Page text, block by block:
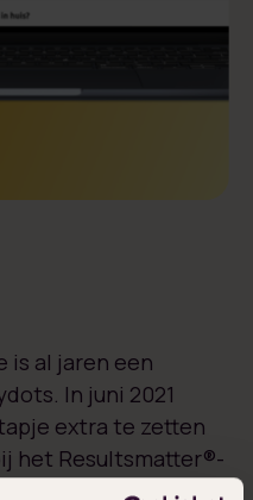
is al jaren een
In juni 2021
extra te zetten
het Resultsmatter®-
Brabant